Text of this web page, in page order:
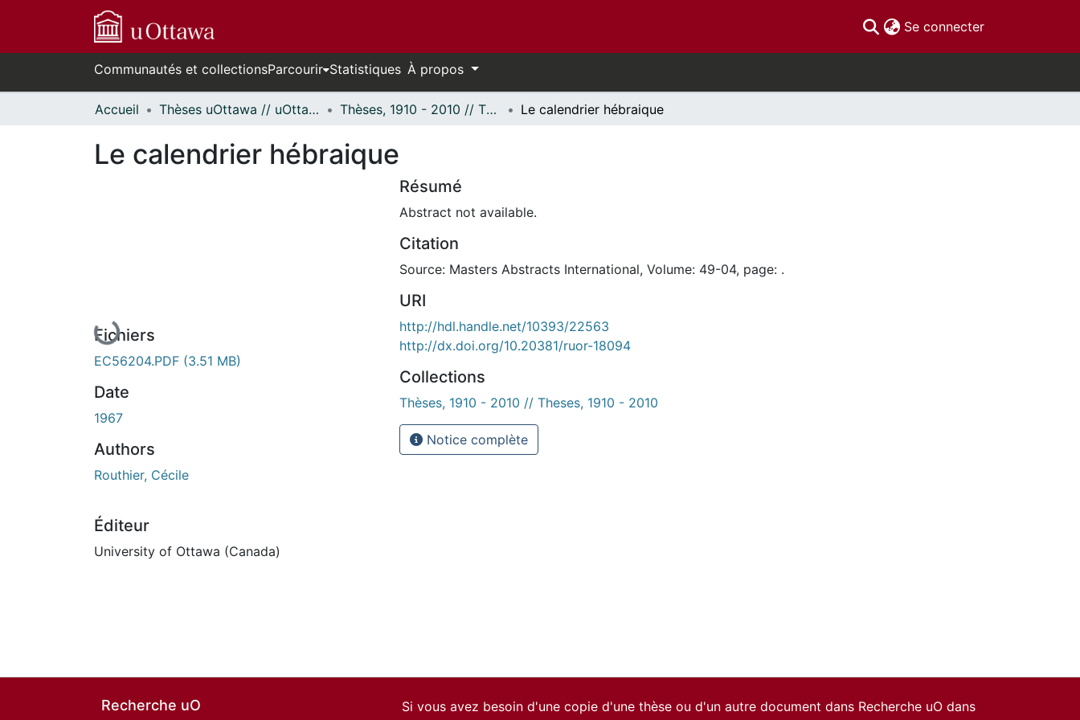
Se connecter(current)
Communautés et collectionsParcourir Statistiques À propos
Accueil Thèses uOttawa // uOttawa Theses Thèses, 1910 - 2010 // Theses, 1910 - 2010 Le calendrier hébraique
Le calendrier hébraique
En cours de chargement...
Fichiers
EC56204.PDF (3.51 MB)
Date
1967
Authors
Routhier, Cécile
Éditeur
University of Ottawa (Canada)
Résumé
Abstract not available.
Citation
Source: Masters Abstracts International, Volume: 49-04, page: .
URI
http://hdl.handle.net/10393/22563
http://dx.doi.org/10.20381/ruor-18094
Collections
Thèses, 1910 - 2010 // Theses, 1910 - 2010
Notice complète
Recherche uO
Si vous avez besoin d'une copie d'une thèse ou d'un autre document dans Recherche uO dans